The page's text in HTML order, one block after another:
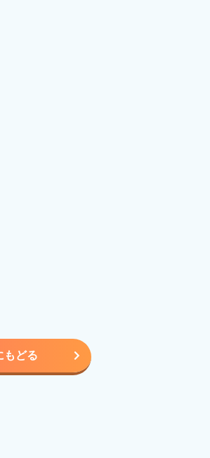
もどる